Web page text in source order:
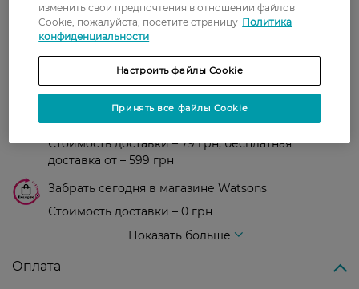
Доставка
В отделение Новой почты - 99 грн, бесплатно
от 699 грн
Укрпочта
Стоимость доставки – 79 грн, бесплатная
доставка от – 599 грн
Забрать сегодня в магазине Watsons
Стоимость доставки – 0 грн
Показать больше
Оплата
изменить свои предпочтения в отношении файлов
Cookie, пожалуйста, посетите страницу Политика
конфиденциальности
Настроить файлы Cookie
Принять все файлы Cookie